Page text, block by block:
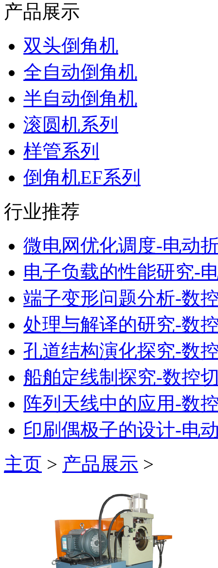
产品展示
双头倒角机
全自动倒角机
半自动倒角机
滚圆机系列
样管系列
倒角机EF系列
行业推荐
微电网优化调度-电动
电子负载的性能研究-
端子变形问题分析-数
处理与解译的研究-数
孔道结构演化探究-数
船舶定线制探究-数控
阵列天线中的应用-数
印刷偶极子的设计-电
主页 > 产品展示 >